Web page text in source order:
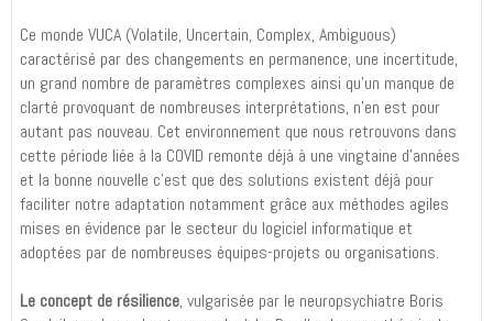
Ce monde VUCA (Volatile, Uncertain, Complex, Ambiguous)
caractérisé par des changements en permanence, une incertitude,
un grand nombre de paramètres complexes ainsi qu’un manque de
clarté provoquant de nombreuses interprétations, n’en est pour
autant pas nouveau. Cet environnement que nous retrouvons dans
cette période liée à la COVID remonte déjà à une vingtaine d’années
et la bonne nouvelle c’est que des solutions existent déjà pour
faciliter notre adaptation notamment grâce aux méthodes agiles
mises en évidence par le secteur du logiciel informatique et
adoptées par de nombreuses équipes-projets ou organisations.
Le concept de résilience, vulgarisée par le neuropsychiatre Boris